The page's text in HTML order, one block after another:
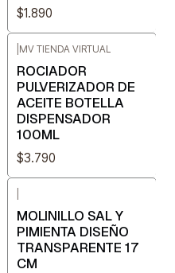
$1.890
MV TIENDA VIRTUAL
ROCIADOR
PULVERIZADOR DE
ACEITE BOTELLA
DISPENSADOR
100ML
$3.790
MOLINILLO SAL Y
PIMIENTA DISEÑO
TRANSPARENTE 17
CM